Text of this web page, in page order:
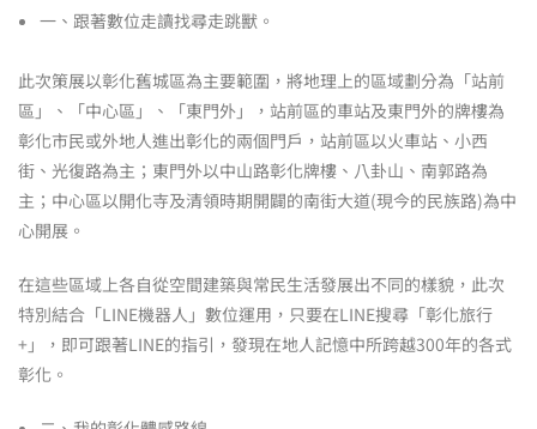
一、跟著數位走讀找尋走跳獸。
此次策展以彰化舊城區為主要範圍，將地理上的區域劃分為「站前
區」、「中心區」、「東門外」，站前區的車站及東門外的牌樓為
彰化市民或外地人進出彰化的兩個門戶，站前區以火車站、小西
街、光復路為主；東門外以中山路彰化牌樓、八卦山、南郭路為
主；中心區以開化寺及清領時期開闢的南街大道(現今的民族路)為中
心開展。
在這些區域上各自從空間建築與常民生活發展出不同的樣貌，此次
特別結合「LINE機器人」數位運用，只要在LINE搜尋「彰化旅行
+」，即可跟著LINE的指引，發現在地人記憶中所跨越300年的各式
彰化。